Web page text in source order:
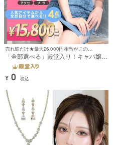
売れ筋だけ★最大26,000円相当がこの価格！！！！！※0円でご購入頂けるものではございません。
「全部選べる」殿堂入り！キャバ嬢フ
ルコーデセット (ドレス1～3点＋靴1
足＋ブラ1点＋アクセサリー1点/税込
15,800円)
¥ 0 税込